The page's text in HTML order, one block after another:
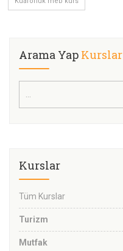
Arama Yap Kurslar
Kurslar
Tüm Kurslar
Turizm
Mutfak